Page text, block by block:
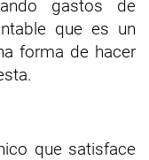
gastos de
que es un
forma de hacer
que satisface